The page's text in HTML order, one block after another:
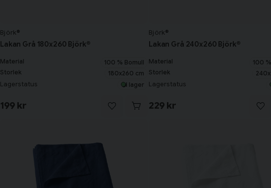
Björk®
Lakan Grå 180x260 Björk®
Material
100 % Bomull
Storlek
180x260 cm
Lagerstatus I lager
199 kr
Björk®
Lakan Grå 240x260 Björk®
Material
100
Storlek
Lagerstatus
229 kr